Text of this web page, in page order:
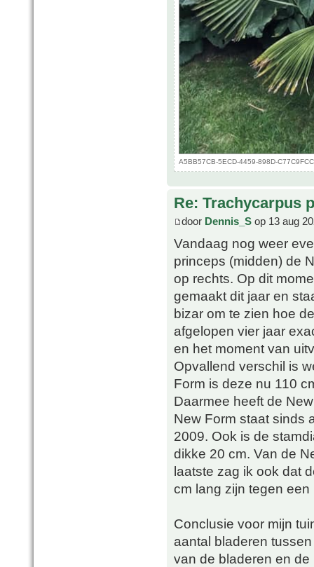
A5BB57CB-5ECD-4459-898D-
Re: Trachycarpus
door Dennis_S op 13 aug
Vandaag nog weer
princeps (midden) de
op rechts. Op dit
gemaakt dit jaar en
bizar om te zien hoe
afgelopen vier jaar
en het moment van
Opvallend verschil is
Form is deze nu 110
Daarmee heeft de
New Form staat sinds
2009. Ook is de
dikke 20 cm. Van de
laatste zag ik ook dat
cm lang zijn tegen
Conclusie voor mijn
aantal bladeren
van de bladeren en